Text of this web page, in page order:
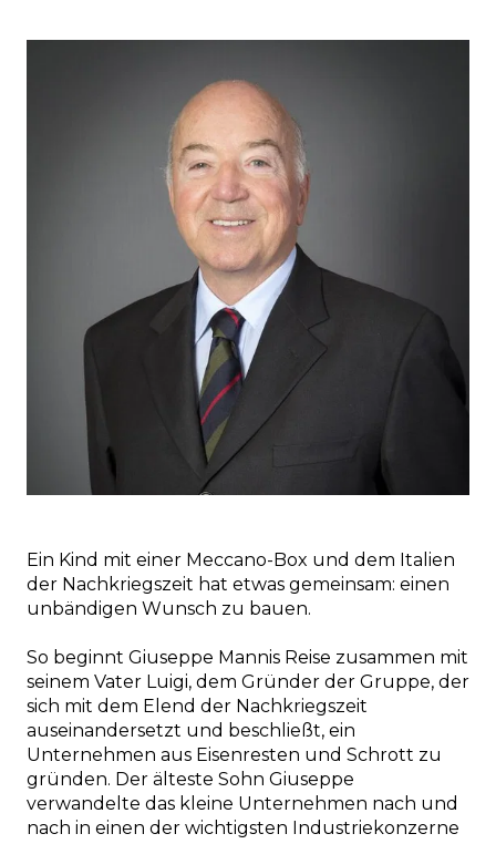
Ein Kind mit einer Meccano-Box und dem Italien
der Nachkriegszeit hat etwas gemeinsam: einen
unbändigen Wunsch zu bauen.
So beginnt Giuseppe Mannis Reise zusammen mit
seinem Vater Luigi, dem Gründer der Gruppe, der
sich mit dem Elend der Nachkriegszeit
auseinandersetzt und beschließt, ein
Unternehmen aus Eisenresten und Schrott zu
gründen. Der älteste Sohn Giuseppe
verwandelte das kleine Unternehmen nach und
nach in einen der wichtigsten Industriekonzerne